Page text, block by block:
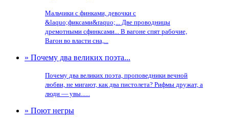
Мальчики с финками, девочки с
&laquo;фиксами&raquo;... Две проводницы
дремотными сфинксами... В вагоне спят рабочие,
Вагон во власти сна,...
» Почему два великих поэта...
Почему два великих поэта, проповедники вечной
любви, не мигают, как два пистолета? Рифмы дружат, а
люди — увы......
» Поют негры